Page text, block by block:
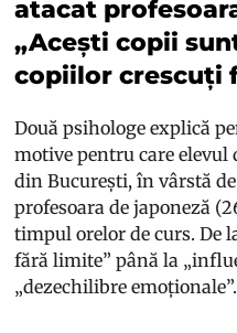
atacat
„Acești copii
copiilor crescuți
Două psihologe explică
motive pentru care elevul
din București, în vârstă
profesoara de japoneză
timpul orelor de curs. De
fără limite” până la
„dezechilibre emoționale”.